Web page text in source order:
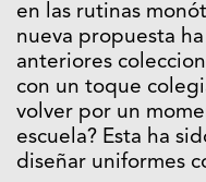
en las rutinas
nueva propuesta
anteriores
con un toque
volver por un
escuela? Esta ha
diseñar uniformes